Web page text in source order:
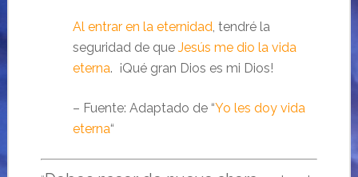
Al entrar en la eternidad, tendré la
seguridad de que Jesús me dio la vida
eterna. ¡Qué gran Dios es mi Dios!
– Fuente: Adaptado de “Yo les doy vida
eterna“